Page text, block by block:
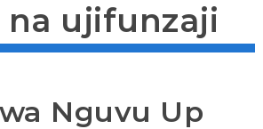
na ujifunzaji
Nguvu Up